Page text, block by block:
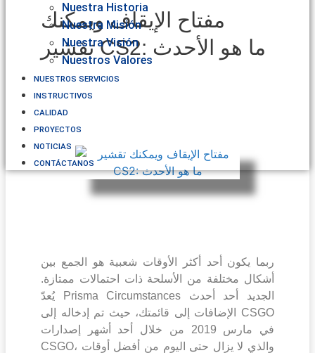
Nuestra Historia
Nuestra Misión
Nuestra Visión
Nuestros Valores
NUESTROS SERVICIOS
INSTRUCTIVOS
CALIDAD
PROYECTOS
NOTICIAS
CONTÁCTANOS
مفتاح الإيقاف ويمكنك
تقشير CS2: ما هو الأحدث
ربما يكون أحد أكثر الأوقات شعبية هو الجمع بين
أشكال مختلفة من الأسلحة ذات احتمالات ممتازة.
يُعدّ Prisma Circumstances الجديد أحد أحدث
الإضافات إلى قائمتك، حيث تم إدخاله إلى CSGO
في مارس 2019 من خلال أحد أشهر إصدارات
CSGO، والذي لا يزال حتى اليوم من أفضل أوقات